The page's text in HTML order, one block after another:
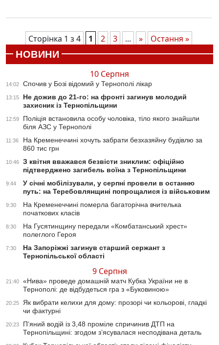
Сторінка 1 з 4 1 2 3 ... »
Остання »
НОВИНИ
10 Серпня
14:02 Спочив у Бозі відомий у Тернополі лікар
13:15
Не дожив до 21-го: на фронті загинув молодий
захисник із Тернопільщини
12:59
Поліція встановила особу чоловіка, тіло якого знайшли
біля АЗС у Тернополі
11:36
На Кременеччині хочуть забрати безхазяйну будівлю за
860 тис грн
10:46
З квітня вважався безвісти зниклим: офіційно
підтверджено загибель воїна з Тернопільщини
9:44
У січні мобілізували, у серпні провели в останню
путь: на Теребовлянщині попрощалися із військовим
9:30
На Кременеччині померла багаторічна вчителька
початкових класів
8:30
На Гусятинщину передали «Комбатанський хрест»
полеглого Героя
7:30
На Запоріжжі загинув старший сержант з
Тернопільської області
9 Серпня
21:40
«Нива» проведе домашній матч Кубка України не в
Тернополі: де відбудеться гра з «Буковиною»
20:25
Як вибрати келихи для дому: прозорі чи кольорові, гладкі
чи фактурні
20:23
П’яний водій із 3,48 проміле спричинив ДТП на
Тернопільщині: згодом з’ясувалася несподівана деталь